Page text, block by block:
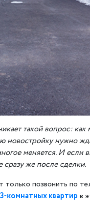
такой вопрос:
нужно
меняется. И если
сразу же после сделки.
позвонить по
3-комнатных квартир в